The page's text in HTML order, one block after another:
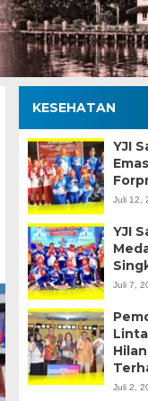
KESEHATAN
YJI
Juli 12,
YJI
Juli 7,
Juli 2,